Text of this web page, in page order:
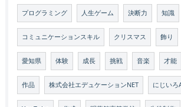
プログラミング 人生ゲーム 決断力 知識
コミュニケーションスキル クリスマス 飾り
愛知県 体験 成長 挑戦 音楽 才能
作品 株式会社エデュケーションNET にじいろ